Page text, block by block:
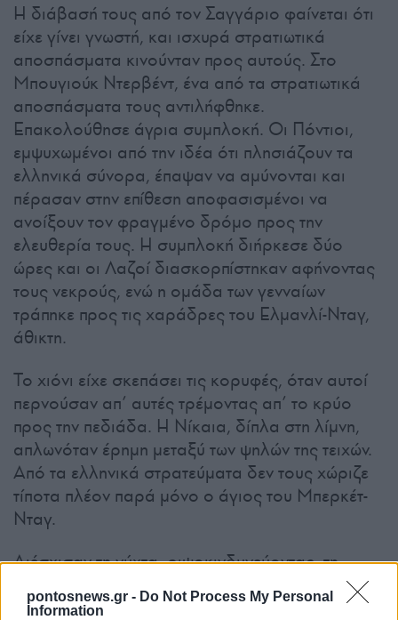
pontosnews.gr - Do Not Process My Personal
Information
Η διάβασή τους από τον Σαγγάριο φαίνεται ότι
είχε γίνει γνωστή, και ισχυρά στρατιωτικά
αποσπάσματα κινούνταν προς αυτούς. Στο
Μπουγιούκ Ντερβέντ, ένα από τα στρατιωτικά
αποσπάσματα τους αντιλήφθηκε.
Επακολούθησε άγρια συμπλοκή. Οι Πόντιοι,
εμψυχωμένοι από την ιδέα ότι πλησιάζουν τα
ελληνικά σύνορα, έπαψαν να αμύνονται και
πέρασαν στην επίθεση αποφασισμένοι να
ανοίξουν τον φραγμένο δρόμο προς την
ελευθερία τους. Η συμπλοκή διήρκεσε δύο
ώρες και οι Λαζοί διασκορπίστηκαν αφήνοντας
τους νεκρούς, ενώ η ομάδα των γενναίων
τράπηκε προς τις χαράδρες του Ελμανλί-Νταγ,
άθικτη.
Το χιόνι είχε σκεπάσει τις κορυφές, όταν αυτοί
περνούσαν απ’ αυτές τρέμοντας απ’ το κρύο
προς την πεδιάδα. Η Νίκαια, δίπλα στη λίμνη,
απλωνόταν έρημη μεταξύ των ψηλών της τειχών.
Από τα ελληνικά στρατεύματα δεν τους χώριζε
τίποτα πλέον παρά μόνο ο άγιος του Μπερκέτ-
Νταγ.
Διέσχισαν τη νύχτα, ριψοκινδυνεύοντας, τη
Νίκαια από τη νότια προς τη βόρεια πύλη χωρίς
να τους αντιληφθεί ο τουρκικός στρατός, και